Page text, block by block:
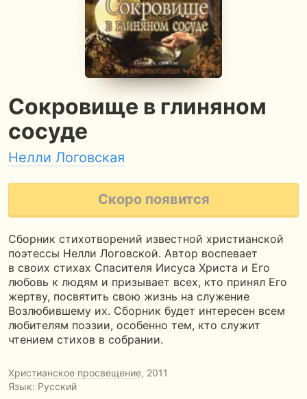
Сокровище в глиняном
сосуде
Нелли Логовская
Скоро появится
Сборник стихотворений известной христианской
поэтессы Нелли Логовской. Автор воспевает
в своих стихах Спасителя Иисуса Христа и Его
любовь к людям и призывает всех, кто принял Его
жертву, посвятить свою жизнь на служение
Возлюбившему их. Сборник будет интересен всем
любителям поэзии, особенно тем, кто служит
чтением стихов в собрании.
Христианское просвещение, 2011
Язык: Русский